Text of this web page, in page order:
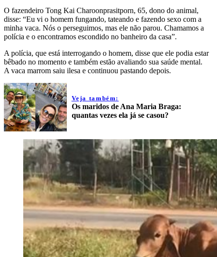
O fazendeiro Tong Kai Charoonprasitporn, 65, dono do animal,
disse: “Eu vi o homem fungando, tateando e fazendo sexo com a
minha vaca. Nós o perseguimos, mas ele não parou. Chamamos a
polícia e o encontramos escondido no banheiro da casa”.
A polícia, que está interrogando o homem, disse que ele podia estar
bêbado no momento e também estão avaliando sua saúde mental.
A vaca marrom saiu ilesa e continuou pastando depois.
Veja também:
Os maridos de Ana Maria Braga:
quantas vezes ela já se casou?